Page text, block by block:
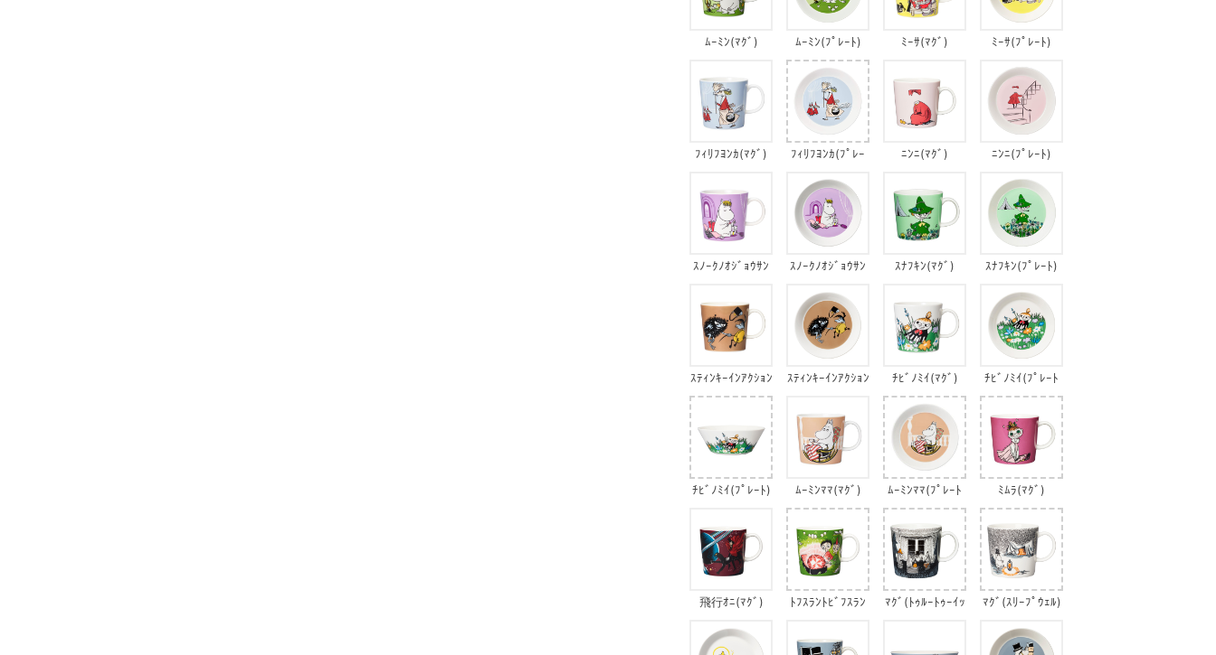
ﾑｰﾐﾝ(ﾏｸﾞ) ﾑｰﾐﾝ(ﾌﾟﾚｰﾄ) ﾐｰｻ(ﾏｸﾞ) ﾐｰｻ(ﾌﾟﾚｰﾄ)
ﾌｨﾘﾌﾖﾝｶ(ﾏｸﾞ)
ﾌｨﾘﾌﾖﾝｶ(ﾌﾟﾚｰ
ﾆﾝﾆ(ﾏｸﾞ) ﾆﾝﾆ(ﾌﾟﾚｰﾄ)
ｽﾉｰｸﾉｵｼﾞｮｳｻﾝ
ｽﾉｰｸﾉｵｼﾞｮｳｻﾝ
ｽﾅﾌｷﾝ(ﾏｸﾞ) ｽﾅﾌｷﾝ(ﾌﾟﾚｰﾄ)
ｽﾃｨﾝｷｰｲﾝｱｸｼｮﾝ
(ﾏｸﾞ)
ｽﾃｨﾝｷｰｲﾝｱｸｼｮﾝ
ﾁﾋﾞﾉﾐｲ(ﾏｸﾞ)
ﾁﾋﾞﾉﾐｲ(ﾌﾟﾚｰﾄ
1)
ﾁﾋﾞﾉﾐｲ(ﾌﾟﾚｰﾄ) ﾑｰﾐﾝﾏﾏ(ﾏｸﾞ)
ﾑｰﾐﾝﾏﾏ(ﾌﾟﾚｰﾄ
1)
ﾐﾑﾗ(ﾏｸﾞ)
飛行ｵﾆ(ﾏｸﾞ)
ﾄﾌｽﾗﾝﾄﾋﾞﾌｽﾗﾝ
ﾏｸﾞ(ﾄｩﾙｰﾄｩｰｲｯ
ﾏｸﾞ(ｽﾘｰﾌﾟｳｪﾙ)